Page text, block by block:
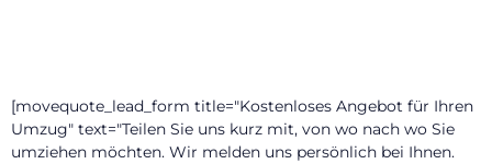
[movequote_lead_form title="Kostenloses Angebot für Ihren
Umzug" text="Teilen Sie uns kurz mit, von wo nach wo Sie
umziehen möchten. Wir melden uns persönlich bei Ihnen.